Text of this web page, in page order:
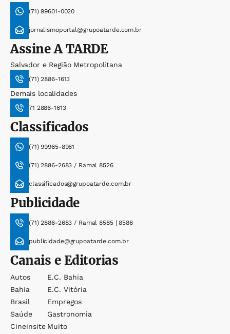
(71) 99601-0020
jornalismoportal@grupoatarde.com.br
AssineA TARDE
Salvador e Região Metropolitana
(71) 2886-1613
Demais localidades
71 2886-1613
Classificados
(71) 99965-8961
(71) 2886-2683 / Ramal 8526
classificados@grupoatarde.com.br
Publicidade
(71) 2886-2683 / Ramal 8585 | 8586
publicidade@grupoatarde.com.br
Canais e Editorias
Autos
Bahia
Brasil
Saúde
Cineinsite
E.c. Bahia
E.c. Vitória
Empregos
Gastronomia
Muito